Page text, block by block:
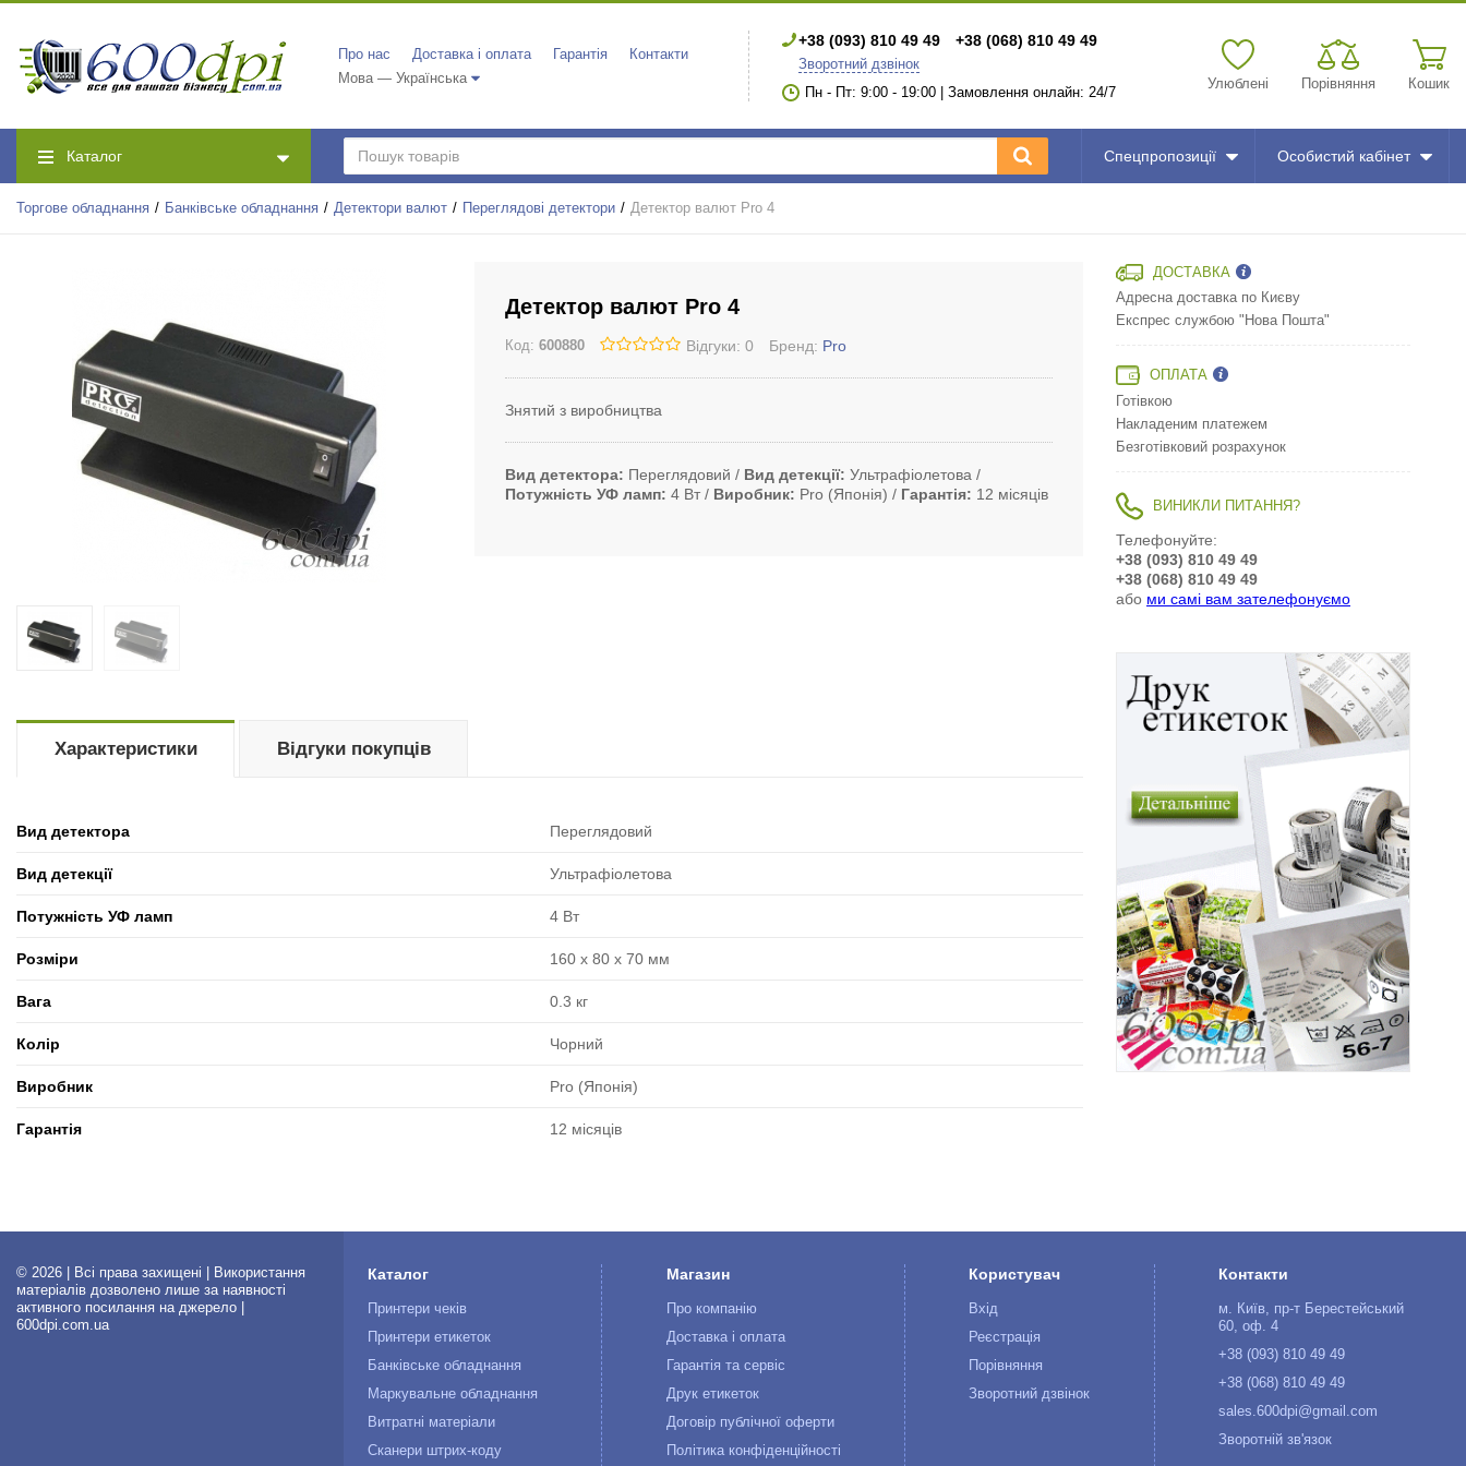
Про нас Доставка і оплата Гарантія
Контакти
Мова — Українська
+38 (093) 810 49 49 +38 (068) 810 49 49
Зворотний дзвінок
Пн - Пт: 9:00 - 19:00 | Замовлення онлайн: 24/7
Улюблені Порівняння Кошик
Каталог Спецпропозиції Особистий кабінет
Торгове обладнання Банківське обладнання Детектори валют Переглядові детектори Детектор валют Pro 4
Детектор валют Pro 4
Код: 600880 Відгуки: 0 Бренд: Pro
Знятий з виробництва
Вид детектора Переглядовий Вид детекції Ультрафіолетова
Потужність УФ ламп 4 Вт Виробник Pro (Японія) Гарантія 12 місяців
Характеристики
Вид детектора Переглядовий
Вид детекції Ультрафіолетова
Потужність УФ ламп 4 Вт
Розміри 160 x 80 x 70 мм
Вага 0.3 кг
Колір Чорний
Виробник Pro (Японія)
Гарантія 12 місяців
Відгуки покупців
ДОСТАВКА
Адресна доставка по Києву
Експрес службою "Нова Пошта"
ОПЛАТА
Готівкою
Накладеним платежем
Безготівковий розрахунок
ВИНИКЛИ ПИТАННЯ?
Телефонуйте:
+38 (093) 810 49 49
+38 (068) 810 49 49
або ми самі вам зателефонуємо
© 2026 | Всі права захищені | Використання
матеріалів дозволено лише за наявності
активного посилання на джерело |
600dpi.com.ua
Каталог
Принтери чеків
Принтери етикеток
Банківське обладнання
Маркувальне обладнання
Витратні матеріали
Сканери штрих-коду
Магазин
Про компанію
Доставка і оплата
Гарантія та сервіс
Друк етикеток
Договір публічної оферти
Політика конфіденційності
Користувач
Вхід
Реєстрація
Порівняння
Зворотний дзвінок
Контакти
м. Київ, пр-т Берестейський
60, оф. 4
+38 (093) 810 49 49
+38 (068) 810 49 49
sales.600dpi@gmail.com
Зворотній зв'язок